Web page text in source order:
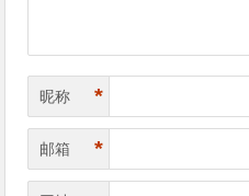
昵称 *
邮箱 *